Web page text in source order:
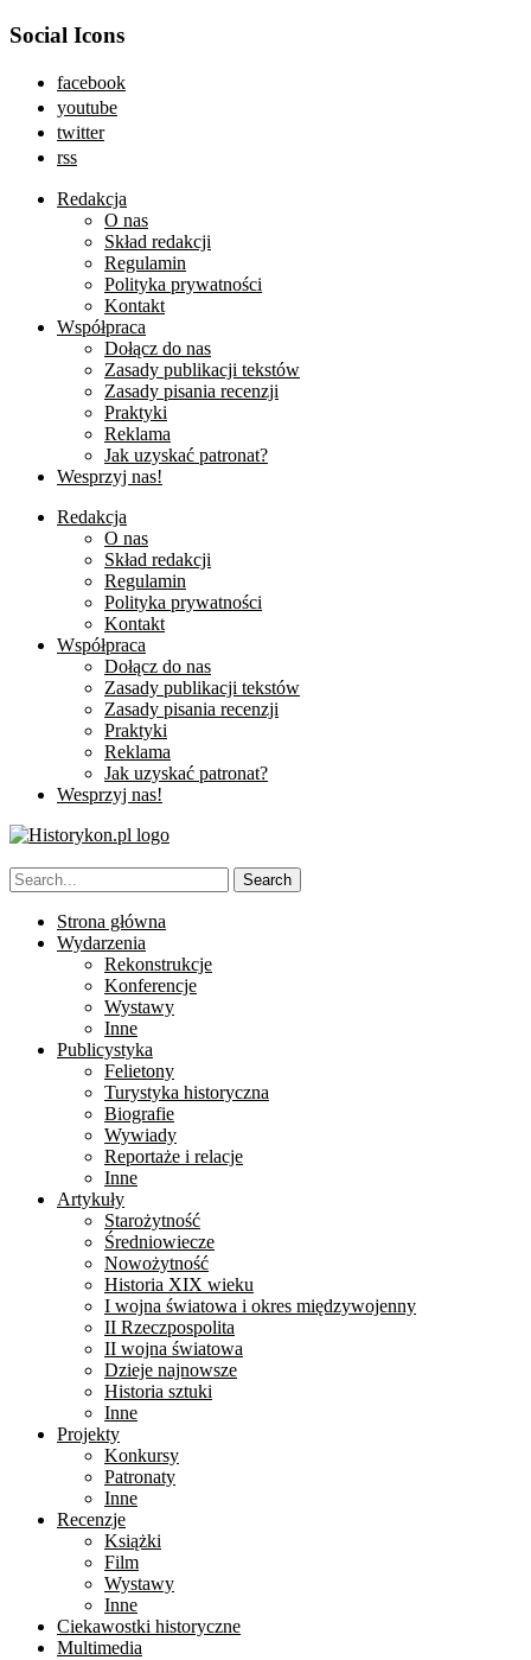
Social Icons
facebook
youtube
twitter
rss
Redakcja
O nas
Skład redakcji
Regulamin
Polityka prywatności
Kontakt
Współpraca
Dołącz do nas
Zasady publikacji tekstów
Zasady pisania recenzji
Praktyki
Reklama
Jak uzyskać patronat?
Wesprzyj nas!
Redakcja
O nas
Skład redakcji
Regulamin
Polityka prywatności
Kontakt
Współpraca
Dołącz do nas
Zasady publikacji tekstów
Zasady pisania recenzji
Praktyki
Reklama
Jak uzyskać patronat?
Wesprzyj nas!
Strona główna
Wydarzenia
Rekonstrukcje
Konferencje
Wystawy
Inne
Publicystyka
Felietony
Turystyka historyczna
Biografie
Wywiady
Reportaże i relacje
Inne
Artykuły
Starożytność
Średniowiecze
Nowożytność
Historia XIX wieku
I wojna światowa i okres międzywojenny
II Rzeczpospolita
II wojna światowa
Dzieje najnowsze
Historia sztuki
Inne
Projekty
Konkursy
Patronaty
Inne
Recenzje
Książki
Film
Wystawy
Inne
Ciekawostki historyczne
Multimedia